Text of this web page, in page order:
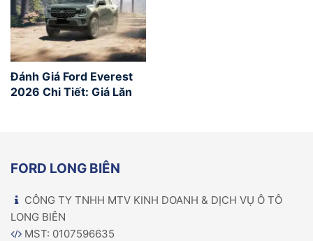
Đánh Giá Ford Everest
2026 Chi Tiết: Giá Lăn
FORD LONG BIÊN
CÔNG TY TNHH MTV KINH DOANH & DỊCH VỤ Ô TÔ
LONG BIÊN
MST: 0107596635